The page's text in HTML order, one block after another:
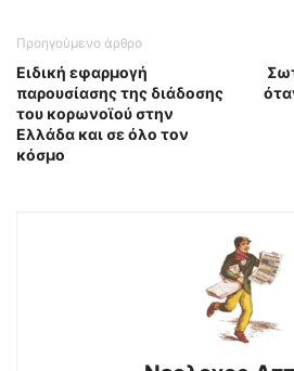
Προηγούμενο άρθρο
Ειδική εφαρμογή
παρουσίασης της διάδοσης
του κορωνοϊού στην
Ελλάδα και σε όλο τον
κόσμο